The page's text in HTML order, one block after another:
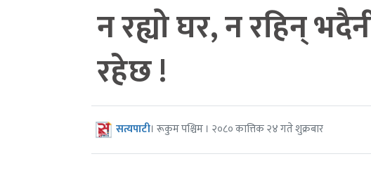
न रह्यो घर, न रहिन्
रहेछ !
सत्यपाटी। रूकुम पश्चिम । २०८० कात्तिक २४ गते शुक्रबार